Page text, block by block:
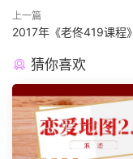
上一篇
2017年《老佟419课程》
猜你喜欢